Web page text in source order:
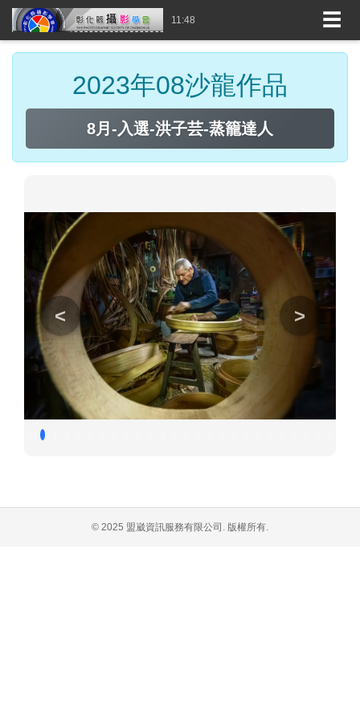
11:48 ☰
2023年08沙龍作品
8月-入選-洪子芸-蒸籠達人
< >
© 2025 盟崴資訊服務有限公司. 版權所有.